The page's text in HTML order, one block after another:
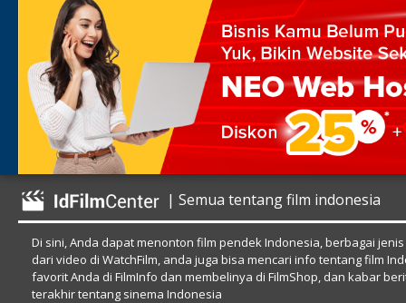
| Semua tentang film indonesia
Di sini, Anda dapat menonton film pendek Indonesia, berbagai
dari video di WatchFilm, anda juga bisa mencari info tentang film
favorit Anda di FilmInfo dan membelinya di FilmShop, dan kabar
terakhir tentang sinema Indonesia